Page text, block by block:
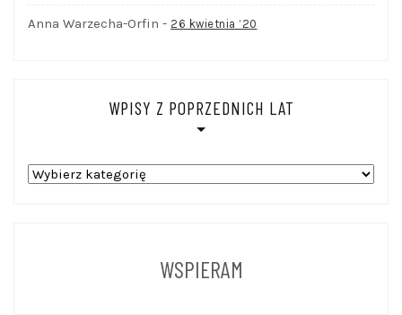
Anna Warzecha-Orfin - 26 kwietnia ’20
WPISY Z POPRZEDNICH LAT
WPISY
WSPIERAM